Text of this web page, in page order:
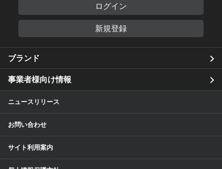
ログイン
新規登録
ブランド
事業者様向け情報
ニュースリリース
お問い合わせ
サイト利用案内